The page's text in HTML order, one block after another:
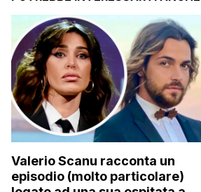
Valerio Scanu racconta un
episodio (molto particolare)